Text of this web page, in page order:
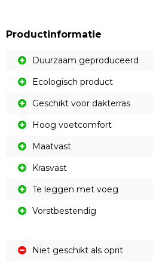
Productinformatie
Duurzaam geproduceerd
Ecologisch product
Geschikt voor dakterras
Hoog voetcomfort
Maatvast
Krasvast
Te leggen met voeg
Vorstbestendig
Niet geschikt als oprit